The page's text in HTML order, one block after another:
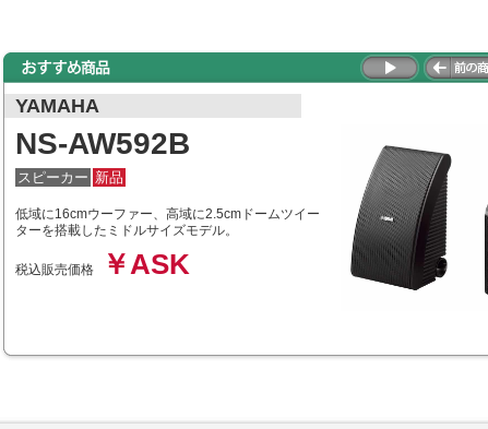
YAMAHA
NS-AW592B
スピーカー 新品
低域に16cmウーファー、高域に2.5cmドームツイー
ターを搭載したミドルサイズモデル。
税込販売価格 ￥ASK